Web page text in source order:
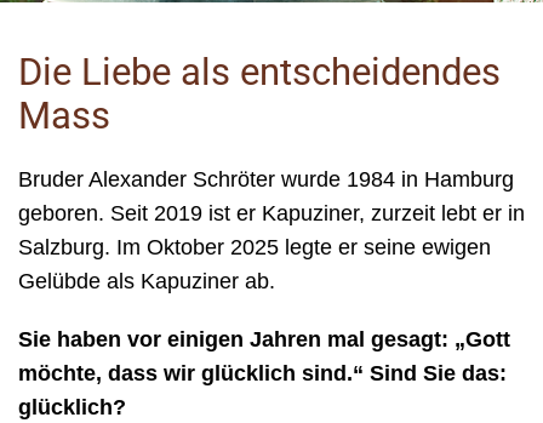
Die Liebe als entscheidendes
Mass
Bruder Alexander Schröter wurde 1984 in Hamburg
geboren. Seit 2019 ist er Kapuziner, zurzeit lebt er in
Salzburg. Im Oktober 2025 legte er seine ewigen
Gelübde als Kapuziner ab.
Sie haben vor einigen Jahren mal gesagt: „Gott
möchte, dass wir glücklich sind.“ Sind Sie das:
glücklich?